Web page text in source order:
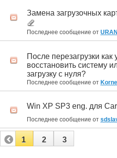
Замена загрузочных
Последнее сообщение от URAN
После перезагрузки как
восстановить систему
загрузку с нуля?
Последнее сообщение от
Win XP SP3 eng. для
Последнее сообщение от
1 2 3